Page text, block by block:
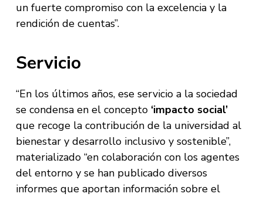
un fuerte compromiso con la excelencia y la
rendición de cuentas”.
Servicio
“En los últimos años, ese servicio a la sociedad
se condensa en el concepto ‘impacto social’
que recoge la contribución de la universidad al
bienestar y desarrollo inclusivo y sostenible”,
materializado “en colaboración con los agentes
del entorno y se han publicado diversos
informes que aportan información sobre el